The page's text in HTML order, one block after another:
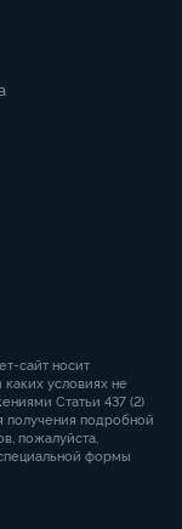
сайт носит
условиях не
Статьи 437 (2)
получения подробной
пожалуйста,
формы